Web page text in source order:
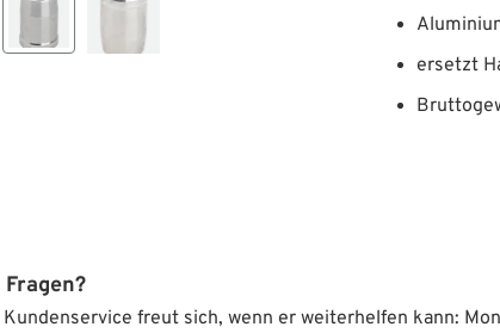
ersetzt
Kundenservice freut sich, wenn er weiterhelfen kann: